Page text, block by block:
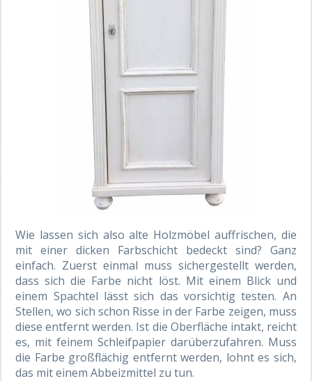
Wie lassen sich also alte Holzmöbel auffrischen, die
mit einer dicken Farbschicht bedeckt sind? Ganz
einfach. Zuerst einmal muss sichergestellt werden,
dass sich die Farbe nicht löst. Mit einem Blick und
einem Spachtel lässt sich das vorsichtig testen. An
Stellen, wo sich schon Risse in der Farbe zeigen, muss
diese entfernt werden. Ist die Oberfläche intakt, reicht
es, mit feinem Schleifpapier darüberzufahren. Muss
die Farbe großflächig entfernt werden, lohnt es sich,
das mit einem Abbeizmittel zu tun.